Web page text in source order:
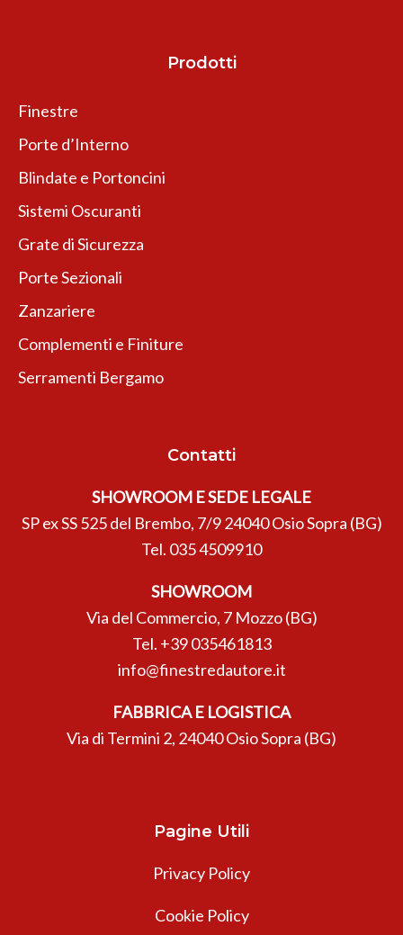
Prodotti
Finestre
Porte d’Interno
Blindate e Portoncini
Sistemi Oscuranti
Grate di Sicurezza
Porte Sezionali
Zanzariere
Complementi e Finiture
Serramenti Bergamo
Contatti
SHOWROOM E SEDE LEGALE
SP ex SS 525 del Brembo, 7/9 24040 Osio Sopra (BG)
Tel. 035 4509910
SHOWROOM
Via del Commercio, 7 Mozzo (BG)
Tel. +39 035461813
info@finestredautore.it
FABBRICA E LOGISTICA
Via di Termini 2, 24040 Osio Sopra (BG)
Pagine Utili
Privacy Policy
Cookie Policy